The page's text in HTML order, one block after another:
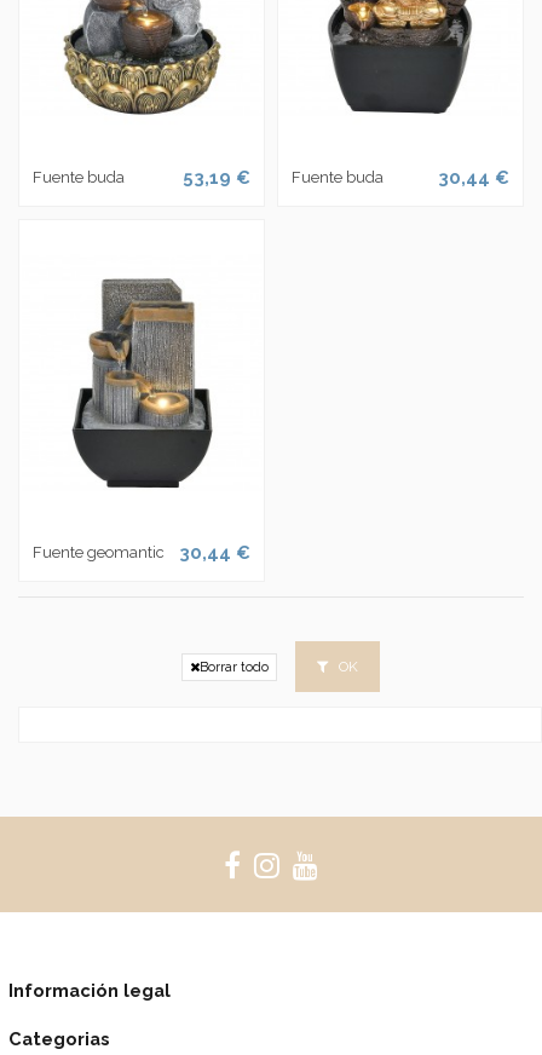
Fuente buda 53,19 € Fuente buda 30,44 €
Fuente geomantic 30,44 €
Borrar todo OK
Información legal
Categorias